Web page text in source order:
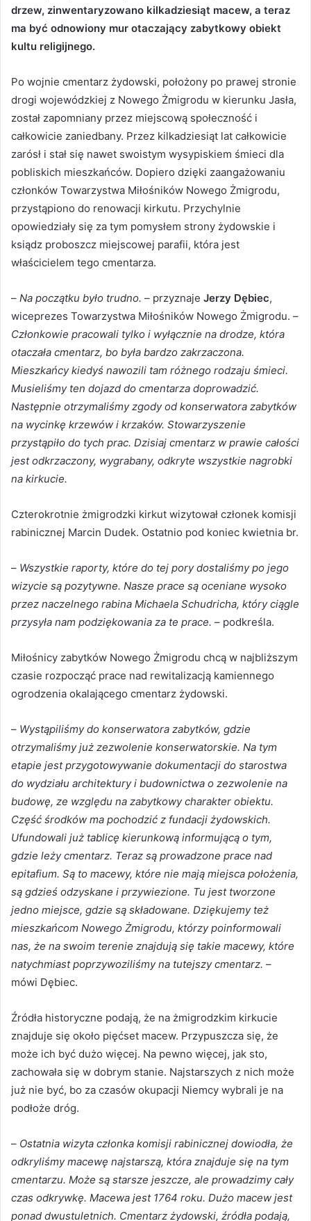
drzew, zinwentaryzowano kilkadziesiąt macew, a teraz
ma być odnowiony mur otaczający zabytkowy obiekt
kultu religijnego.
Po wojnie cmentarz żydowski, położony po prawej stronie
drogi wojewódzkiej z Nowego Żmigrodu w kierunku Jasła,
został zapomniany przez miejscową społeczność i
całkowicie zaniedbany. Przez kilkadziesiąt lat całkowicie
zarósł i stał się nawet swoistym wysypiskiem śmieci dla
pobliskich mieszkańców. Dopiero dzięki zaangażowaniu
członków Towarzystwa Miłośników Nowego Żmigrodu,
przystąpiono do renowacji kirkutu. Przychylnie
opowiedziały się za tym pomysłem strony żydowskie i
ksiądz proboszcz miejscowej parafii, która jest
właścicielem tego cmentarza.
– Na początku było trudno. – przyznaje Jerzy Dębiec,
wiceprezes Towarzystwa Miłośników Nowego Żmigrodu. –
Członkowie pracowali tylko i wyłącznie na drodze, która
otaczała cmentarz, bo była bardzo zakrzaczona.
Mieszkańcy kiedyś nawozili tam różnego rodzaju śmieci.
Musieliśmy ten dojazd do cmentarza doprowadzić.
Następnie otrzymaliśmy zgody od konserwatora zabytków
na wycinkę krzewów i krzaków. Stowarzyszenie
przystąpiło do tych prac. Dzisiaj cmentarz w prawie całości
jest odkrzaczony, wygrabany, odkryte wszystkie nagrobki
na kirkucie.
Czterokrotnie żmigrodzki kirkut wizytował członek komisji
rabinicznej Marcin Dudek. Ostatnio pod koniec kwietnia br.
– Wszystkie raporty, które do tej pory dostaliśmy po jego
wizycie są pozytywne. Nasze prace są oceniane wysoko
przez naczelnego rabina Michaela Schudricha, który ciągle
przysyła nam podziękowania za te prace. – podkreśla.
Miłośnicy zabytków Nowego Żmigrodu chcą w najbliższym
czasie rozpocząć prace nad rewitalizacją kamiennego
ogrodzenia okalającego cmentarz żydowski.
– Wystąpiliśmy do konserwatora zabytków, gdzie
otrzymaliśmy już zezwolenie konserwatorskie. Na tym
etapie jest przygotowywanie dokumentacji do starostwa
do wydziału architektury i budownictwa o zezwolenie na
budowę, ze względu na zabytkowy charakter obiektu.
Część środków ma pochodzić z fundacji żydowskich.
Ufundowali już tablicę kierunkową informującą o tym,
gdzie leży cmentarz. Teraz są prowadzone prace nad
epitafium. Są to macewy, które nie mają miejsca położenia,
są gdzieś odzyskane i przywiezione. Tu jest tworzone
jedno miejsce, gdzie są składowane. Dziękujemy też
mieszkańcom Nowego Żmigrodu, którzy poinformowali
nas, że na swoim terenie znajdują się takie macewy, które
natychmiast poprzywoziliśmy na tutejszy cmentarz. –
mówi Dębiec.
Źródła historyczne podają, że na żmigrodzkim kirkucie
znajduje się około pięćset macew. Przypuszcza się, że
może ich być dużo więcej. Na pewno więcej, jak sto,
zachowała się w dobrym stanie. Najstarszych z nich może
już nie być, bo za czasów okupacji Niemcy wybrali je na
podłoże dróg.
– Ostatnia wizyta członka komisji rabinicznej dowiodła, że
odkryliśmy macewę najstarszą, która znajduje się na tym
cmentarzu. Może są starsze jeszcze, ale prowadzimy cały
czas odkrywkę. Macewa jest 1764 roku. Dużo macew jest
ponad dwustuletnich. Cmentarz żydowski, źródła podają,